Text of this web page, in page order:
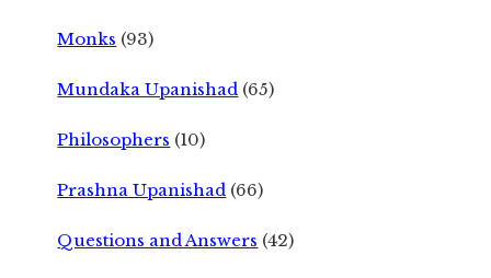
Monks (93)
Mundaka Upanishad (65)
Philosophers (10)
Prashna Upanishad (66)
Questions and Answers (42)